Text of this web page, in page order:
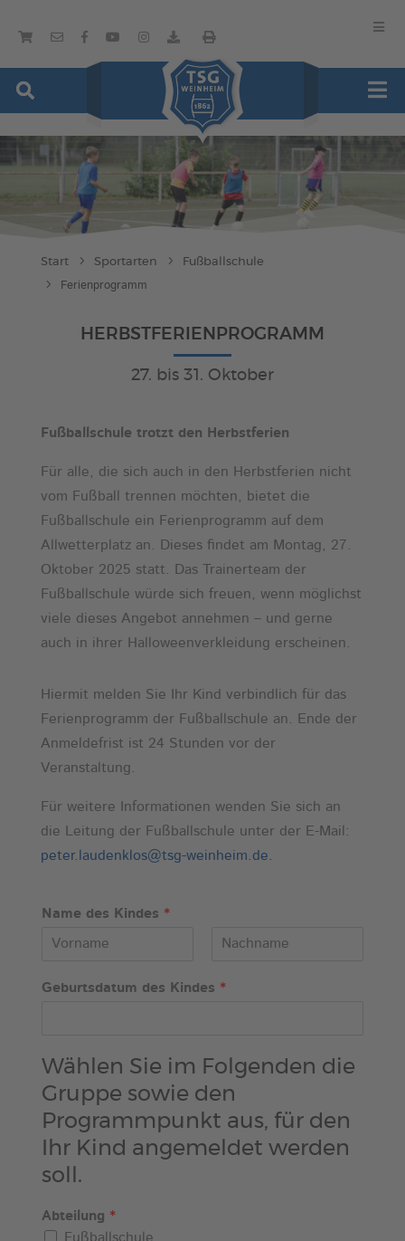
Start Sportarten
Fußballschule
Ferienprogramm
HERBSTFERIENPROGRAMM
27. bis 31. Oktober
Fußballschule trotzt den Herbstferien
Für alle, die sich auch in den Herbstferien nicht
vom Fußball trennen möchten, bietet die
Fußballschule ein Ferienprogramm auf dem
Allwetterplatz an. Dieses findet am Montag, 27.
Oktober 2025 statt. Das Trainerteam der
Fußballschule würde sich freuen, wenn möglichst
viele dieses Angebot annehmen – und gerne
auch in ihrer Halloweenverkleidung erscheinen.
Hiermit melden Sie Ihr Kind verbindlich für das
Ferienprogramm der Fußballschule an. Ende der
Anmeldefrist ist 24 Stunden vor der
Veranstaltung.
Für weitere Informationen wenden Sie sich an
die Leitung der Fußballschule unter der E-Mail:
peter.laudenklos@tsg-weinheim.de.
Name des Kindes *
o
c
e
Geburtsdatum des Kindes *
Wählen Sie im Folgenden die
Gruppe sowie den
Programmpunkt aus, für den
Ihr Kind angemeldet werden
soll.
Abteilung *